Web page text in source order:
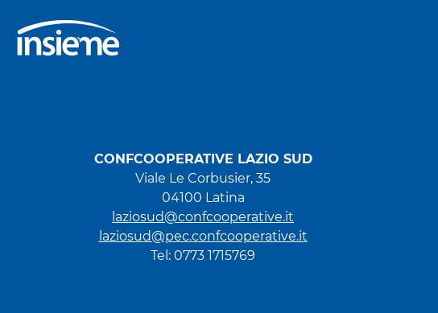
CONFCOOPERATIVE LAZIO SUD
Viale Le Corbusier, 35
04100 Latina
laziosud@confcooperative.it
laziosud@pec.confcooperative.it
Tel: 0773 1715769